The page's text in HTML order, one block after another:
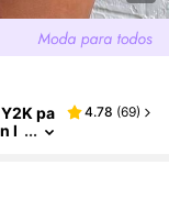
pa
l
4.78 (69)